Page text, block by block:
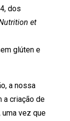
dos
et
glúten e
a nossa
a criação de
vez que